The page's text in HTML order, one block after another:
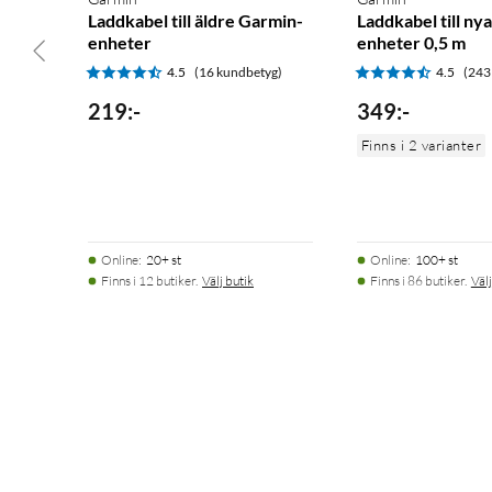
Laddkabel till äldre Garmin-
enheter
4.5 (16 kundbetyg)
219:-
Online: 20+ st
Finns i 12 butiker. Välj butik
Laddkabel till
enheter 0,5 m
4.5
349:-
Finns i 2 varianter
Online: 100+ st
Finns i 86 butiker.